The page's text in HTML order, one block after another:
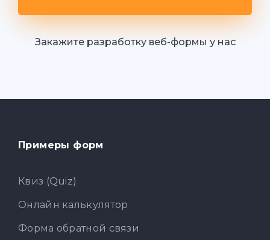
Закажите разработку веб-формы у нас
Примеры форм
Квиз (Quiz)
Онлайн калькулятор
Форма обратной связи